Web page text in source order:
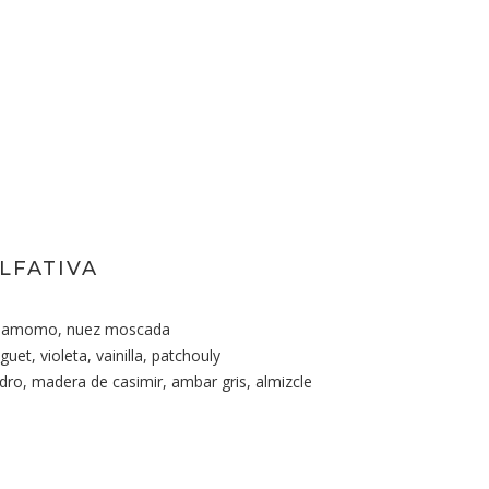
nuez moscada
violeta, vainilla, patchouly
madera de casimir, ambar gris, almizcle